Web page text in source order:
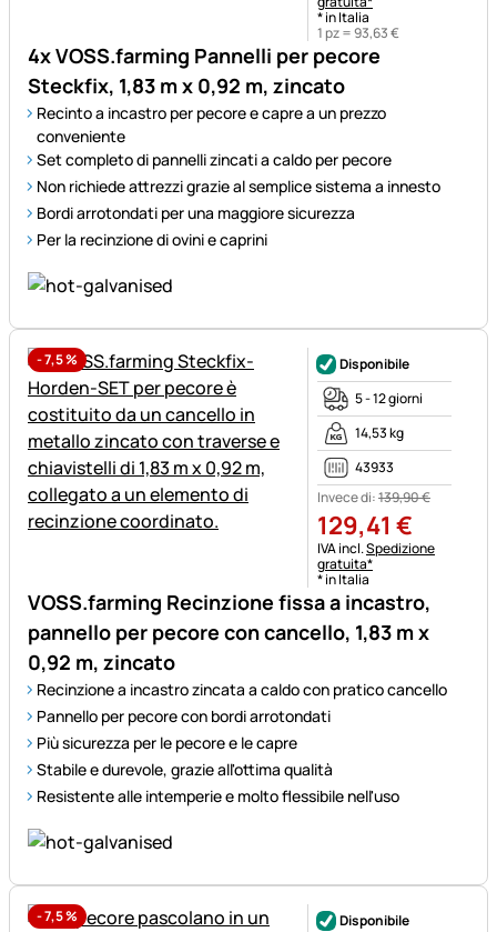
4x VOSS.farming Pannelli per pecore
Steckfix, 1,83 m x 0,92 m, zincato
Recinto a incastro per pecore e capre a un prezzo
conveniente
Set completo di pannelli zincati a caldo per pecore
Non richiede attrezzi grazie al semplice sistema a innesto
Bordi arrotondati per una maggiore sicurezza
Per la recinzione di ovini e caprini
* in Italia
1 pz =93,63€
-7,5%
VOSS.farming Recinzione fissa a incastro,
pannello per pecore con cancello, 1,83 m x
0,92 m, zincato
Recinzione a incastro zincata a caldo con pratico cancello
Pannello per pecore con bordi arrotondati
Più sicurezza per le pecore e le capre
Stabile e durevole, grazie all'ottima qualità
Resistente alle intemperie e molto flessibile nell'uso
Disponibile
5 - 12 giorni
14,53 kg
43933
Invece di:139,90€
129,41 €
Informazioni fiscali:
IVA incl.Spedizione
gratuita*
* in Italia
-7,5%
Disponibile